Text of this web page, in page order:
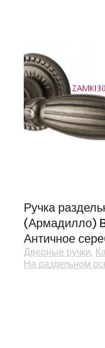
Ручка
(Армадилло)
Античное
Дверные ручки
На раздельном